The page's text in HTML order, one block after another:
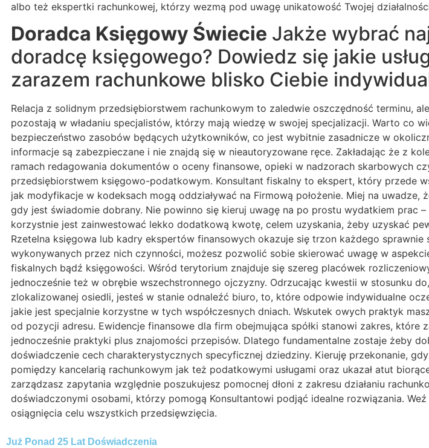
albo też ekspertki rachunkowej, którzy wezmą pod uwagę unikatowość Twojej
Doradca Księgowy Świecie Jakże wybrać
doradcę księgowego? Dowiedz się jakie
zarazem rachunkowe blisko Ciebie
Relacja z solidnym przedsiębiorstwem rachunkowym to zaledwie oszczędność terminu,
pozostają w władaniu specjalistów, którzy mają wiedzę w swojej specjalizacji. Warto co
bezpieczeństwo zasobów będących użytkowników, co jest wybitnie zasadnicze w
informacje są zabezpieczane i nie znajdą się w nieautoryzowane ręce. Zakładając że z
ramach redagowania dokumentów o oceny finansowe, opieki w nadzorach skarbowych
przedsiębiorstwem księgowo-podatkowym. Konsultant fiskalny to ekspert, który przede
jak modyfikacje w kodeksach mogą oddziaływać na Firmową położenie. Miej na
gdy jest świadomie dobrany. Nie powinno się kieruj uwagę na po prostu wydatkiem prac
korzystnie jest zainwestować lekko dodatkową kwotę, celem uzyskania, żeby uzyskać
Rzetelna księgowa lub kadry ekspertów finansowych okazuje się trzon każdego sprawnie
wykonywanych przez nich czynności, możesz pozwolić sobie skierować uwagę w
fiskalnych bądź księgowości. Wśród terytorium znajduje się szereg placówek
jednocześnie też w obrębie wszechstronnego ojczyzny. Odrzucając kwestii w stosunku
zlokalizowanej osiedli, jesteś w stanie odnaleźć biuro, to, które odpowie indywidualne
jakie jest specjalnie korzystne w tych współczesnych dniach. Wskutek owych praktyk
od pozycji adresu. Ewidencje finansowe dla firm obejmująca spółki stanowi zakres,
jednocześnie praktyki plus znajomości przepisów. Dlatego fundamentalne zostaje żeby
doświadczenie cech charakterystycznych specyficznej dziedziny. Kieruję przekonanie,
pomiędzy kancelarią rachunkowym jak też podatkowymi usługami oraz ukazał atut
zarządzasz zapytania względnie poszukujesz pomocnej dłoni z zakresu działaniu
doświadczonymi osobami, którzy pomogą Konsultantowi podjąć idealne rozwiązania.
osiągnięcia celu wszystkich przedsięwzięcia.
Już Ponad 25 Lat Doświadczenia